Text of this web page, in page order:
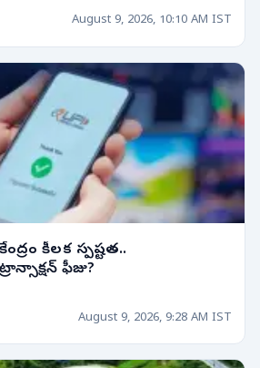
August 9, 2026, 10:10 AM IST
కీలక స్పష్టత..
ఫీజు?
August 9, 2026, 9:28 AM IST